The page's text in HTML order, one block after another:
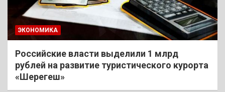
ЭКОНОМИКА
Российские власти выделили 1 млрд
рублей на развитие туристического курорта
«Шерегеш»